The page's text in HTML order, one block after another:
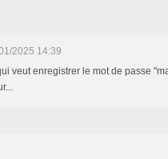
2025 14:39
veut enregistrer le mot de passe